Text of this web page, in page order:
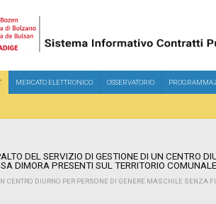
MERCATO ELETTRONICO OSSERVATORIO
DEL SERVIZIO DI GESTIONE DI UN CENTRO
DIMORA PRESENTI SUL TERRITORIO
CENTRO DIURNO PER PERSONE DI GENERE MASCHILE SENZA